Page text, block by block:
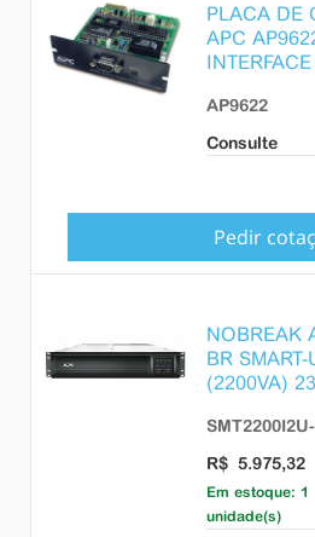
PLACA DE
APC
AP9622
Consulte
Pedir
NOBREAK
BR
(2200VA)
R$ 5.975,32
Em estoque: 1
unidade(s)